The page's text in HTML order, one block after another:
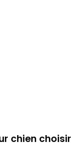
chien choisir